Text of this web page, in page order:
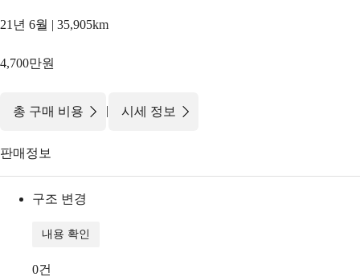
21년 6월 | 35,905km
4,700만원
총 구매 비용 | 시세 정보
판매정보
구조 변경
내용 확인
0건